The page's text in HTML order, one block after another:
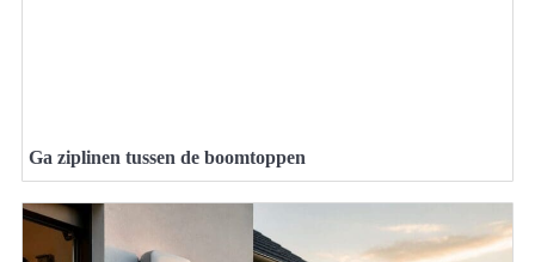
Ga ziplinen tussen de boomtoppen